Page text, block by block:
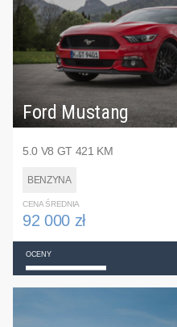
Ford Mustang
5.0 V8 GT 421 KM
BENZYNA
CENA ŚREDNIA
92 000 zł
OCENY